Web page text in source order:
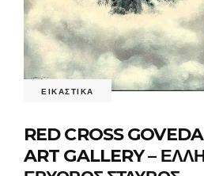
ΕΙΚΑΣΤΙΚΑ
RED CROSS
ART GALLERY –